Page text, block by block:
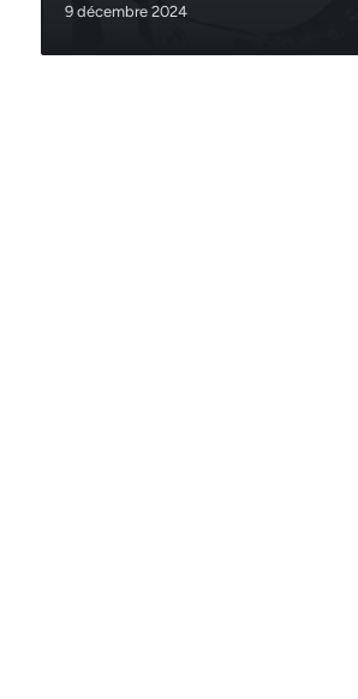
9 décembre 2024